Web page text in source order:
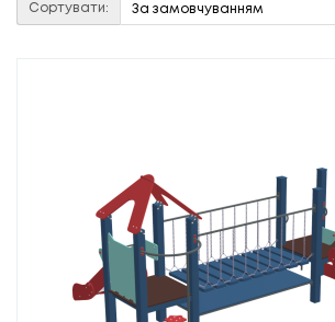
Сортувати: За замовчуванням